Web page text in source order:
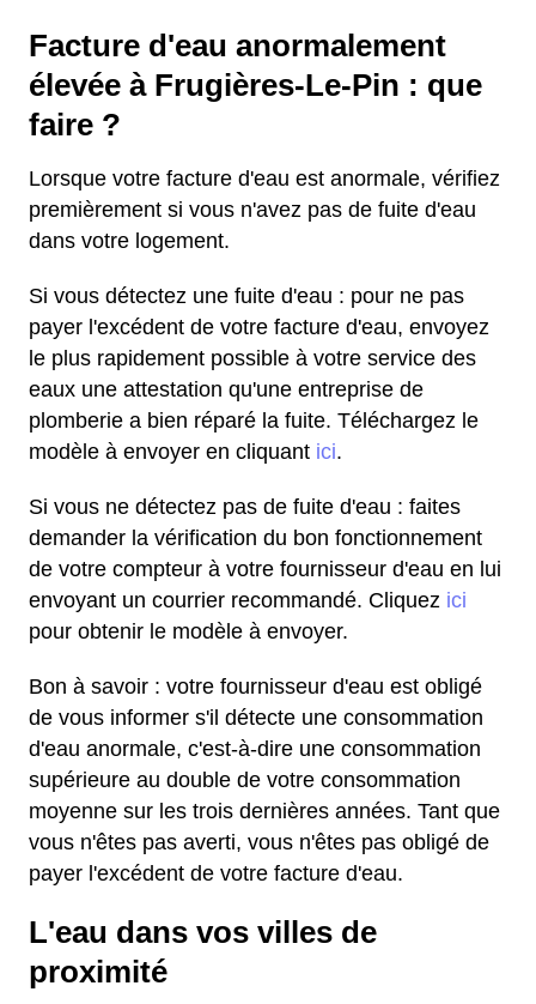
Facture d'eau anormalement
élevée à Frugières-Le-Pin : que
faire ?
Lorsque votre facture d'eau est anormale, vérifiez
premièrement si vous n'avez pas de fuite d'eau
dans votre logement.
Si vous détectez une fuite d'eau : pour ne pas
payer l'excédent de votre facture d'eau, envoyez
le plus rapidement possible à votre service des
eaux une attestation qu'une entreprise de
plomberie a bien réparé la fuite. Téléchargez le
modèle à envoyer en cliquant ici.
Si vous ne détectez pas de fuite d'eau : faites
demander la vérification du bon fonctionnement
de votre compteur à votre fournisseur d'eau en lui
envoyant un courrier recommandé. Cliquez ici
pour obtenir le modèle à envoyer.
Bon à savoir : votre fournisseur d'eau est obligé
de vous informer s'il détecte une consommation
d'eau anormale, c'est-à-dire une consommation
supérieure au double de votre consommation
moyenne sur les trois dernières années. Tant que
vous n'êtes pas averti, vous n'êtes pas obligé de
payer l'excédent de votre facture d'eau.
L'eau dans vos villes de
proximité